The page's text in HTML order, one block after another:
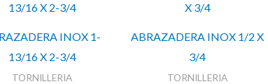
INOX 1-
13/16 X 2-3/4
TORNILLERIA
ABRAZADERA INOX 1/2 X
3/4
TORNILLERIA